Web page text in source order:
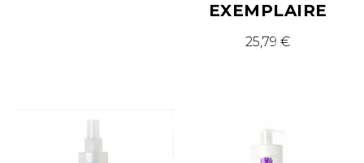
EXEMPLAIRE
25,79€